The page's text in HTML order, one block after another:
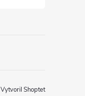
Vytvoril Shoptet